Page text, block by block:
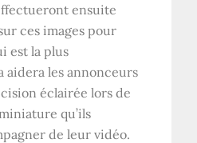
ensuite
ces images pour
est la plus
aidera les annonceurs
éclairée lors de
qu’ils
de leur vidéo.